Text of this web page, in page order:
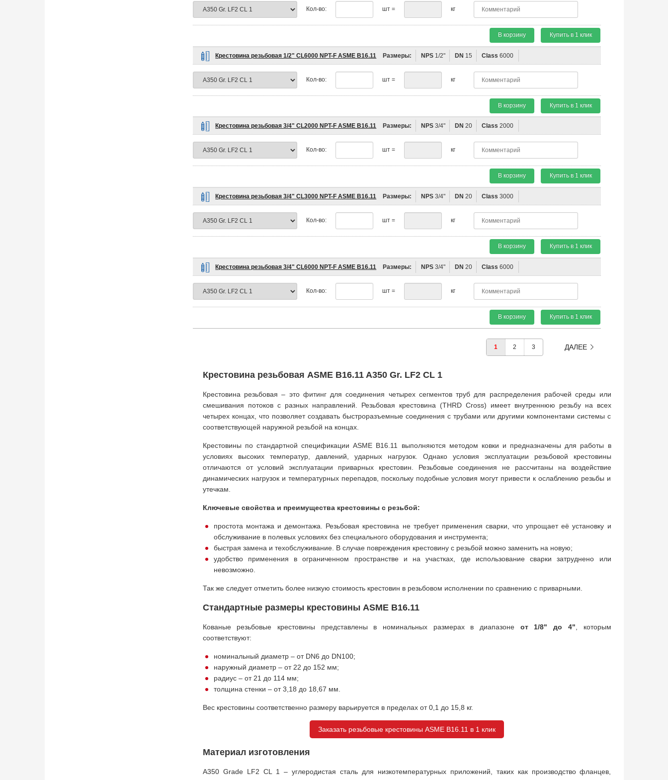
Кол-во: шт = кг
В корзину Купить в 1 клик
Крестовина резьбовая 1/2" CL6000 NPT-F ASME B16.11 Размеры: NPS 1/2" DN 15 Class 6000
Кол-во: шт = кг
В корзину Купить в 1 клик
Крестовина резьбовая 3/4" CL2000 NPT-F ASME B16.11 Размеры: NPS 3/4" DN 20 Class 2000
Кол-во: шт = кг
В корзину Купить в 1 клик
Крестовина резьбовая 3/4" CL3000 NPT-F ASME B16.11 Размеры: NPS 3/4" DN 20 Class 3000
Кол-во: шт = кг
В корзину Купить в 1 клик
Крестовина резьбовая 3/4" CL6000 NPT-F ASME B16.11 Размеры: NPS 3/4" DN 20 Class 6000
Кол-во: шт = кг
В корзину Купить в 1 клик
1 2 3 ДАЛЕЕ
Крестовина резьбовая ASME B16.11 A350 Gr. LF2 CL 1
Крестовина резьбовая – это фитинг для соединения четырех сегментов труб для распределения рабочей среды или
смешивания потоков c разных направлений. Резьбовая крестовина (THRD Cross) имеет внутреннюю резьбу на всех
четырех концах, что позволяет создавать быстроразъемные соединения с трубами или другими компонентами системы с
соответствующей наружной резьбой на концах.
Крестовины по стандартной спецификации ASME B16.11 выполняются методом ковки и предназначены для работы в
условиях высоких температур, давлений, ударных нагрузок. Однако условия эксплуатации резьбовой крестовины
отличаются от условий эксплуатации приварных крестовин. Резьбовые соединения не рассчитаны на воздействие
динамических нагрузок и температурных перепадов, поскольку подобные условия могут привести к ослаблению резьбы и
утечкам.
Ключевые свойства и преимущества крестовины с резьбой:
простота монтажа и демонтажа. Резьбовая крестовина не требует применения сварки, что упрощает её установку и
обслуживание в полевых условиях без специального оборудования и инструмента;
быстрая замена и техобслуживание. В случае повреждения крестовину с резьбой можно заменить на новую;
удобство применения в ограниченном пространстве и на участках, где использование сварки затруднено или
невозможно.
Так же следует отметить более низкую стоимость крестовин в резьбовом исполнении по сравнению с приварными.
Стандартные размеры крестовины ASME B16.11
Кованые резьбовые крестовины представлены в номинальных размерах в диапазоне от 1/8" до 4" , которым
соответствуют:
номинальный диаметр – от DN6 до DN100;
наружный диаметр – от 22 до 152 мм;
радиус – от 21 до 114 мм;
толщина стенки – от 3,18 до 18,67 мм.
Вес крестовины соответственно размеру варьируется в пределах от 0,1 до 15,8 кг.
Заказать резьбовые крестовины ASME B16.11 в 1 клик
Материал изготовления
A350 Grade LF2 CL 1 – углеродистая сталь для низкотемпературных приложений, таких как производство фланцев,